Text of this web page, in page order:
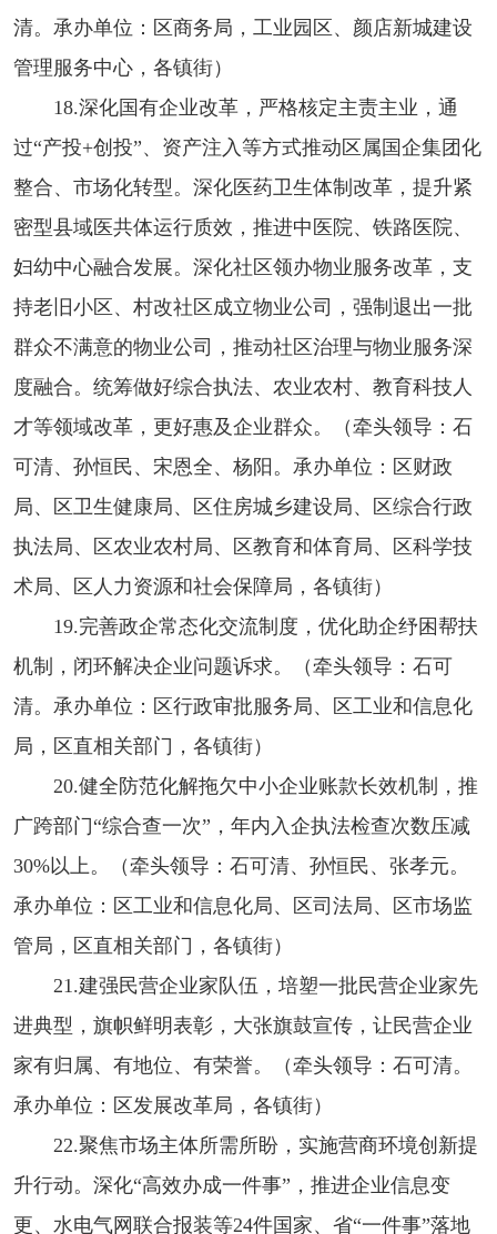
清。承办单位：区商务局，工业园区、颜店新城建设
管理服务中心，各镇街）
18.深化国有企业改革，严格核定主责主业，通
过“产投+创投”、资产注入等方式推动区属国企集团化
整合、市场化转型。深化医药卫生体制改革，提升紧
密型县域医共体运行质效，推进中医院、铁路医院、
妇幼中心融合发展。深化社区领办物业服务改革，支
持老旧小区、村改社区成立物业公司，强制退出一批
群众不满意的物业公司，推动社区治理与物业服务深
度融合。统筹做好综合执法、农业农村、教育科技人
才等领域改革，更好惠及企业群众。（牵头领导：石
可清、孙恒民、宋恩全、杨阳。承办单位：区财政
局、区卫生健康局、区住房城乡建设局、区综合行政
执法局、区农业农村局、区教育和体育局、区科学技
术局、区人力资源和社会保障局，各镇街）
19.完善政企常态化交流制度，优化助企纾困帮扶
机制，闭环解决企业问题诉求。（牵头领导：石可
清。承办单位：区行政审批服务局、区工业和信息化
局，区直相关部门，各镇街）
20.健全防范化解拖欠中小企业账款长效机制，推
广跨部门“综合查一次”，年内入企执法检查次数压减
30%以上。（牵头领导：石可清、孙恒民、张孝元。
承办单位：区工业和信息化局、区司法局、区市场监
管局，区直相关部门，各镇街）
21.建强民营企业家队伍，培塑一批民营企业家先
进典型，旗帜鲜明表彰，大张旗鼓宣传，让民营企业
家有归属、有地位、有荣誉。（牵头领导：石可清。
承办单位：区发展改革局，各镇街）
22.聚焦市场主体所需所盼，实施营商环境创新提
升行动。深化“高效办成一件事”，推进企业信息变
更、水电气网联合报装等24件国家、省“一件事”落地